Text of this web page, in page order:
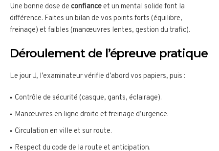
Une bonne dose de confiance et un mental solide font la
différence. Faites un bilan de vos points forts (équilibre,
freinage) et faibles (manœuvres lentes, gestion du trafic).
Déroulement de l’épreuve pratique
Le jour J, l’examinateur vérifie d’abord vos papiers, puis :
Contrôle de sécurité (casque, gants, éclairage).
Manœuvres en ligne droite et freinage d’urgence.
Circulation en ville et sur route.
Respect du code de la route et anticipation.